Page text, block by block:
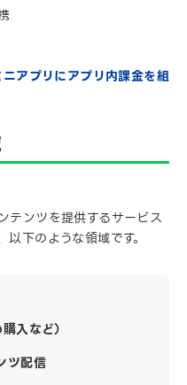
アプリにアプリ内課金を組
テンツを提供するサービス
下のような領域です。
入など）
ツ配信